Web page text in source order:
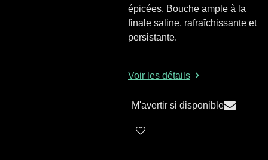
épicées. Bouche ample à la
finale saline, rafraîchissante et
persistante.
Voir les détails
M'avertir si disponible